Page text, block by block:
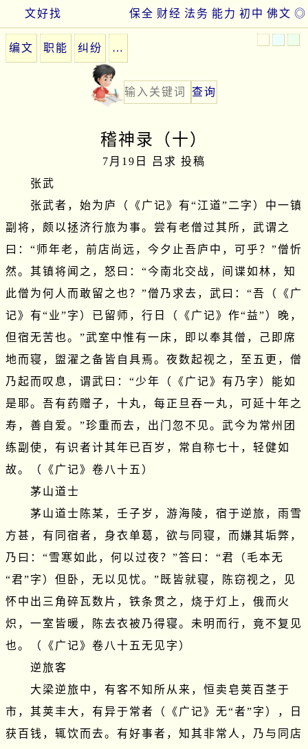
文好找 ◎
佛文
初中
能力
法务
财经
保全
编文 职能 纠纷 …
稽神录（十）
7月19日 吕求 投稿
张武
张武者，始为庐（《广记》有“江道”二字）中一镇
副将，颇以拯济行旅为事。尝有老僧过其所，武谓之
曰：“师年老，前店尚远，今夕止吾庐中，可乎？”僧忻
然。其镇将闻之，怒曰：“今南北交战，间谍如林，知
此僧为何人而敢留之也？”僧乃求去，武曰：“吾（《广
记》有“业”字）已留师，行日（《广记》作“益”）晚，
但宿无苦也。”武室中惟有一床，即以奉其僧，己即席
地而寝，盥濯之备皆自具焉。夜数起视之，至五更，僧
乃起而叹息，谓武曰：“少年（《广记》有乃字）能如
是耶。吾有药赠子，十丸，每正旦吞一丸，可延十年之
寿，善自爱。”珍重而去，出门忽不见。武今为常州团
练副使，有识者计其年已百岁，常自称七十，轻健如
故。（《广记》卷八十五）
茅山道士
茅山道士陈某，壬子岁，游海陵，宿于逆旅，雨雪
方甚，有同宿者，身衣单葛，欲与同寝，而嫌其垢弊，
乃曰：“雪寒如此，何以过夜？”答曰：“君（毛本无
“君”字）但卧，无以见忧。”既皆就寝，陈窃视之，见
怀中出三角碎瓦数片，铁条贯之，烧于灯上，俄而火
炽，一室皆暖，陈去衣被乃得寝。未明而行，竟不复见
也。（《广记》卷八十五无见字）
逆旅客
大梁逆旅中，有客不知所从来，恒卖皂荚百茎于
市，其荚丰大，有异于常者（《广记》无“者”字），日
获百钱，辄饮而去。有好事者，知其非常人，乃与同店